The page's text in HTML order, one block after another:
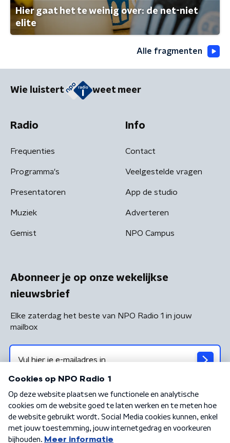
Hier gaat het te weinig over: de net-niet
elite
Alle fragmenten
Wie luistert weet meer
Radio
Frequenties
Programma's
Presentatoren
Muziek
Gemist
Info
Contact
Veelgestelde vragen
App de studio
Adverteren
NPO Campus
Abonneer je op onze wekelijkse
nieuwsbrief
Elke zaterdag het beste van NPO Radio 1 in jouw
mailbox
Algemene voorwaarden Privacybeleid